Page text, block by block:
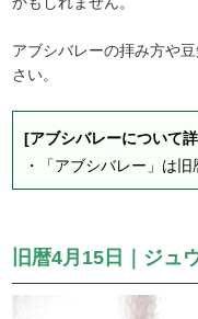
アブシバレーの拝み方や
さい。
[アブシバレーについて
・
「アブシバレー」は
旧暦4月15日｜ジュ